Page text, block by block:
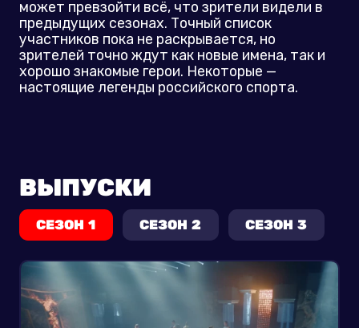
может превзойти всё, что зрители видели в
предыдущих сезонах. Точный список
участников пока не раскрывается, но
зрителей точно ждут как новые имена, так и
хорошо знакомые герои. Некоторые —
настоящие легенды российского спорта.
ВЫПУСКИ
СЕЗОН 1 СЕЗОН 2 СЕЗОН 3